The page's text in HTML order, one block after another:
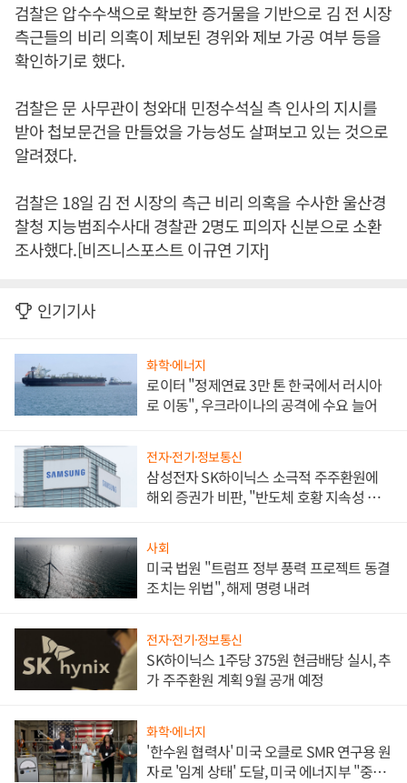
검찰은 압수수색으로 확보한 증거물을 기반으로 김 전 시장
측근들의 비리 의혹이 제보된 경위와 제보 가공 여부 등을
확인하기로 했다.
검찰은 문 사무관이 청와대 민정수석실 측 인사의 지시를
받아 첩보문건을 만들었을 가능성도 살펴보고 있는 것으로
알려졌다.
검찰은 18일 김 전 시장의 측근 비리 의혹을 수사한 울산경
찰청 지능범죄수사대 경찰관 2명도 피의자 신분으로 소환
조사했다.[비즈니스포스트 이규연 기자]
인기기사
화학·에너지
로이터 "정제연료 3만 톤 한국에서 러시아
로 이동", 우크라이나의 공격에 수요 늘어
전자·전기·정보통신
삼성전자 SK하이닉스 소극적 주주환원에
해외 증권가 비판, "반도체 호황 지속성 의
사회
미국 법원 "트럼프 정부 풍력 프로젝트 동결
조치는 위법", 해제 명령 내려
전자·전기·정보통신
SK하이닉스 1주당 375원 현금배당 실시, 추
가 주주환원 계획 9월 공개 예정
화학·에너지
'한수원 협력사' 미국 오클로 SMR 연구용 원
자로 '임계 상태' 도달, 미국 에너지부 "중요